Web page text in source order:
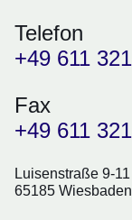
Telefon
+49 611
Fax
+49 611
Luisenstraße 9-11
65185 Wiesbaden